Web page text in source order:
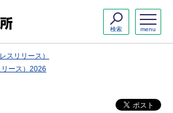
menu
検索
スリリース）
ース）2026